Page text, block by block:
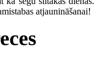
atjaunināšanai!